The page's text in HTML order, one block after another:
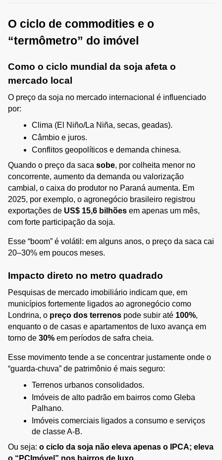
O ciclo de commodities e o
“termômetro” do imóvel
Como o ciclo mundial da soja afeta o
mercado local
O preço da soja no mercado internacional é influenciado
por:
Clima (El Niño/La Niña, secas, geadas).
Câmbio e juros.
Conflitos geopolíticos e demanda chinesa.
Quando o preço da saca sobe, por colheita menor no
concorrente, aumento da demanda ou valorização
cambial, o caixa do produtor no Paraná aumenta. Em
2025, por exemplo, o agronegócio brasileiro registrou
exportações de US$ 15,6 bilhões em apenas um mês,
com forte participação da soja.
Esse “boom” é volátil: em alguns anos, o preço da saca cai
20–30% em poucos meses.
Impacto direto no metro quadrado
Pesquisas de mercado imobiliário indicam que, em
municípios fortemente ligados ao agronegócio como
Londrina, o preço dos terrenos pode subir até 100%,
enquanto o de casas e apartamentos de luxo avança em
torno de 30% em períodos de safra cheia.
Esse movimento tende a se concentrar justamente onde o
“guarda-chuva” de patrimônio é mais seguro:
Terrenos urbanos consolidados.
Imóveis de alto padrão em bairros como Gleba
Palhano.
Imóveis comerciais ligados a consumo e serviços
de classe A-B.
Ou seja: o ciclo da soja não eleva apenas o IPCA; eleva
o “PCImóvel” nos bairros de luxo.